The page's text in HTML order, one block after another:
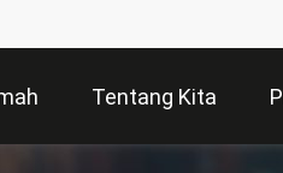
Tentang Kita